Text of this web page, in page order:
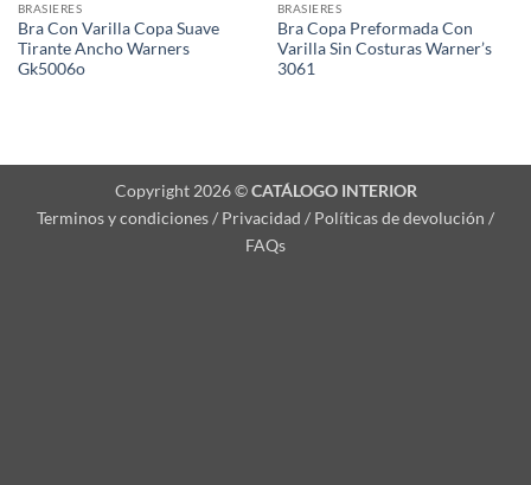
BRASIERES
Bra Con Varilla Copa Suave
Tirante Ancho Warners
Gk5006o
BRASIERES
Bra Copa Preformada Con
Varilla Sin Costuras Warner’s
3061
Copyright 2026 ©CATÁLOGO INTERIOR
Terminos y condiciones / Privacidad / Políticas de devolución /
FAQs